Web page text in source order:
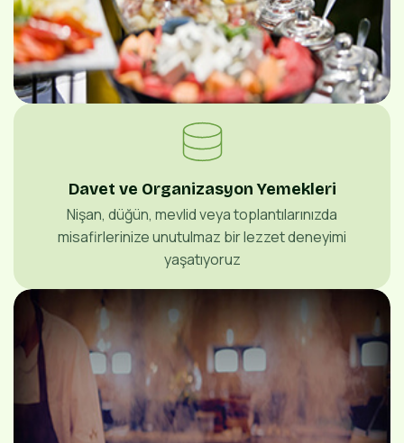
Davet ve Organizasyon Yemekleri
Nişan, düğün, mevlid veya toplantılarınızda
misafirlerinize unutulmaz bir lezzet deneyimi
yaşatıyoruz